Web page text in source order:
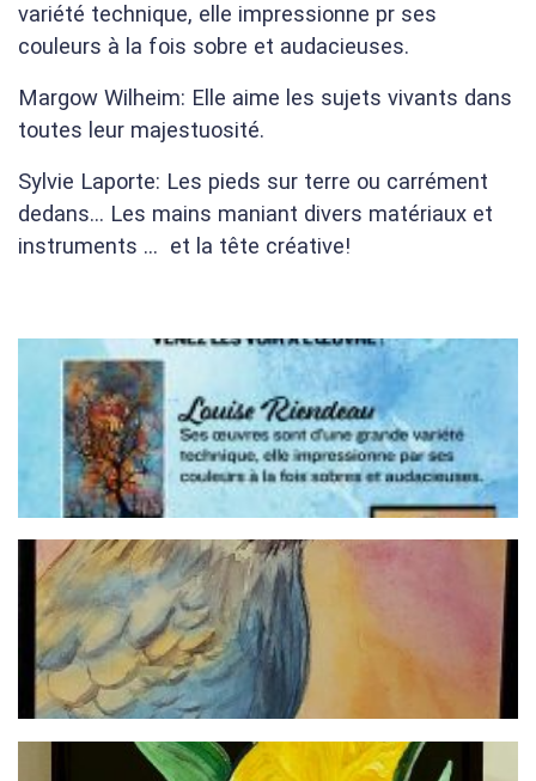
variété technique, elle impressionne pr ses
couleurs à la fois sobre et audacieuses.
Margow Wilheim: Elle aime les sujets vivants dans
toutes leur majestuosité.
Sylvie Laporte: Les pieds sur terre ou carrément
dedans… Les mains maniant divers matériaux et
instruments … et la tête créative!